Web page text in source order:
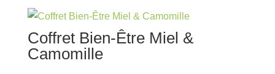
Coffret Bien-Être Miel &
Camomille